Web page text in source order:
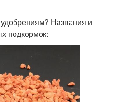
Названия и
подкормок: